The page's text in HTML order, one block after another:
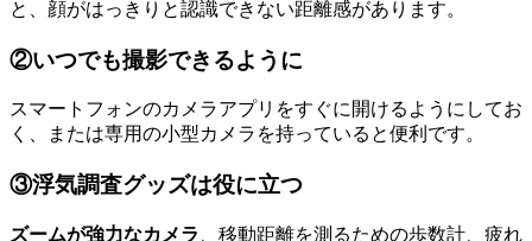
と、顔がはっきりと認識できない距離感があります。
②いつでも撮影できるように
スマートフォンのカメラアプリをすぐに開けるようにしてお
く、または専用の小型カメラを持っていると便利です。
③浮気調査グッズは役に立つ
ズームが強力なカメラ
、移動距離を測るための歩数計、疲れ